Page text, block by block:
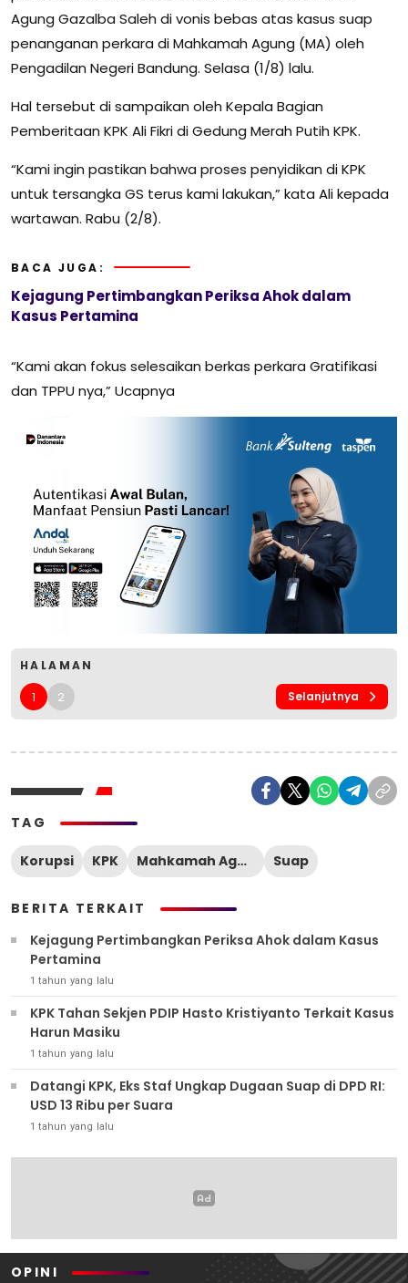
Agung Gazalba Saleh di vonis bebas atas kasus suap
penanganan perkara di Mahkamah Agung (MA) oleh
Pengadilan Negeri Bandung. Selasa (1/8) lalu.
Hal tersebut di sampaikan oleh Kepala Bagian
Pemberitaan KPK Ali Fikri di Gedung Merah Putih KPK.
“Kami ingin pastikan bahwa proses penyidikan di KPK
untuk tersangka GS terus kami lakukan,” kata Ali kepada
wartawan. Rabu (2/8).
BACA JUGA:
Kejagung Pertimbangkan Periksa Ahok dalam
Kasus Pertamina
“Kami akan fokus selesaikan berkas perkara Gratifikasi
dan TPPU nya,” Ucapnya
HALAMAN
1 2 Selanjutnya
TAG
Korupsi KPK Mahkamah Agung Suap
BERITA TERKAIT
Kejagung Pertimbangkan Periksa Ahok dalam Kasus
Pertamina
1 tahun yang lalu
KPK Tahan Sekjen PDIP Hasto Kristiyanto Terkait Kasus
Harun Masiku
1 tahun yang lalu
Datangi KPK, Eks Staf Ungkap Dugaan Suap di DPD RI:
USD 13 Ribu per Suara
1 tahun yang lalu
OPINI